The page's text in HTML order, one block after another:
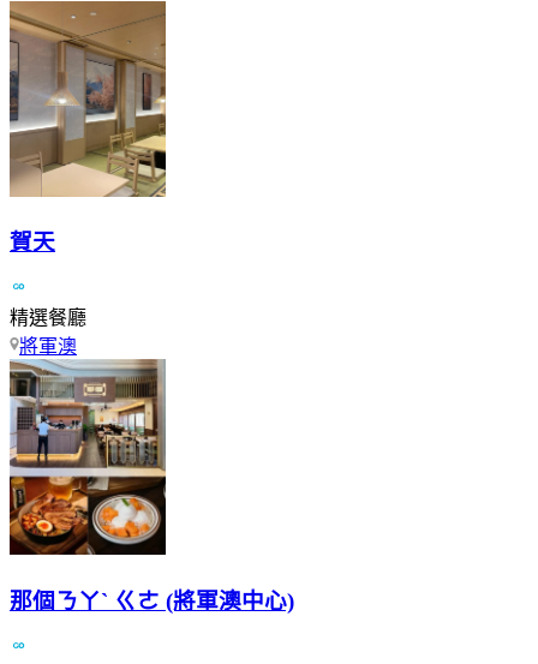
賀天
精選餐廳
將軍澳
那個ㄋㄚˋ ㄍㄜ (將軍澳中心)